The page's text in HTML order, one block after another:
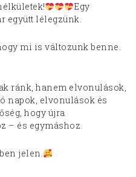
Egy
együtt lélegzünk.
mi is változunk benne.
ránk, hanem elvonulások,
napok, elvonulások és
hogy újra
– és egymáshoz.
jelen.